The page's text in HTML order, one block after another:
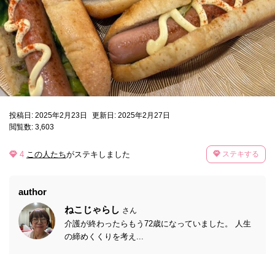
投稿日: 2025年2月23日
更新日: 2025年2月27日
閲覧数: 3,603
4 この人たちがステキしました ステキする
author
ねこじゃらし さん
介護が終わったらもう72歳になっていました。 人生
の締めくくりを考え...